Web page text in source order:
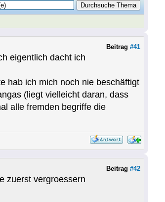
Beitrag #41
eigentlich dacht ich
hab ich mich noch nie beschäftigt
(liegt vielleicht daran, dass
alle fremden begriffe die
Beitrag #42
zuerst vergroessern